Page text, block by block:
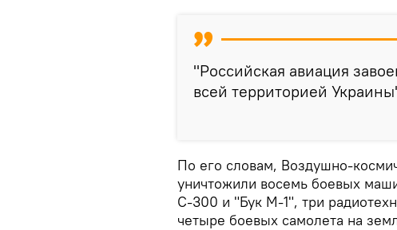
"Российская авиация
всей территорией
По его словам, Воздушно-
уничтожили восемь боевых
С-300 и "Бук М-1", три
четыре боевых самолета на